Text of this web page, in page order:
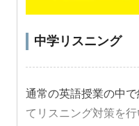
中学リスニング
通常の英語授業の中
てリスニング対策を